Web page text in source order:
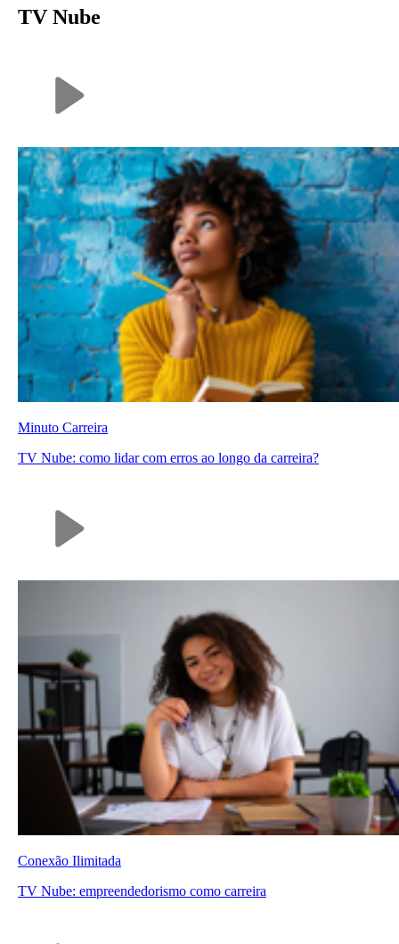
TV Nube
Minuto Carreira
TV Nube: como lidar com erros ao longo da carreira?
Conexão Ilimitada
TV Nube: empreendedorismo como carreira